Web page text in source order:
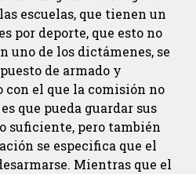
escuelas, que tienen un
por deporte, que esto no
uno de los dictámenes, se
de armado y
con el que la comisión no
que pueda guardar sus
suficiente, pero también
se especifica que el
Mientras que el